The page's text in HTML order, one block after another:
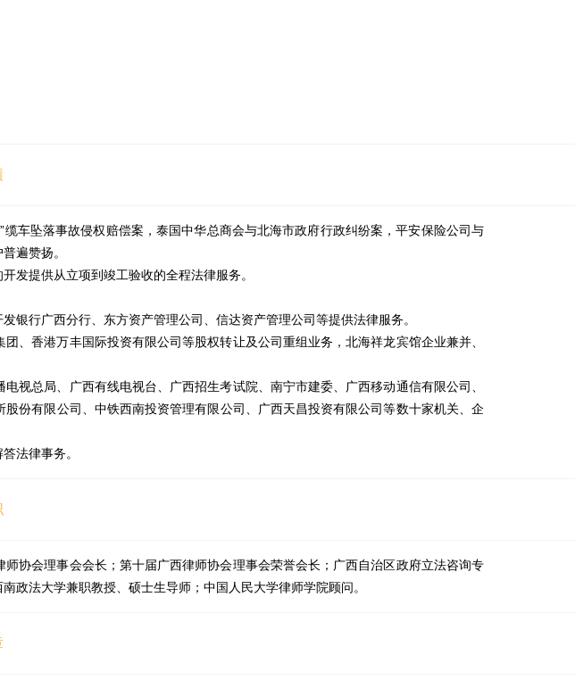
车坠落事故侵权赔偿案，泰国中华总商会与北海市政府行政纠纷案，平安保险公司与
遍赞扬。
发提供从立项到竣工验收的全程法律服务。
银行广西分行、东方资产管理公司、信达资产管理公司等提供法律服务。
、香港万丰国际投资有限公司等股权转让及公司重组业务，北海祥龙宾馆企业兼并、
视总局、广西有线电视台、广西招生考试院、南宁市建委、广西移动通信有限公司、
份有限公司、中铁西南投资管理有限公司、广西天昌投资有限公司等数十家机关、企
法律事务。
协会理事会会长；第十届广西律师协会理事会荣誉会长；广西自治区政府立法咨询专
政法大学兼职教授、硕士生导师；中国人民大学律师学院顾问。